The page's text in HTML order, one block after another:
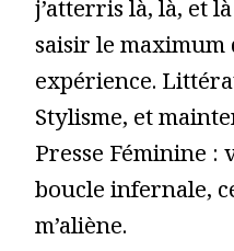
j’atterris là, là, et
saisir le maximum
expérience.
Stylisme, et
Presse Féminine :
boucle infernale,
m’aliène.